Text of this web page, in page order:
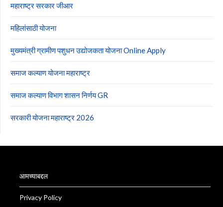
महाराष्ट्र सरकार जीआर
महिलांसाठी योजना
मुख्यमंत्री ग्रामीण पशुधन उद्योजकता योजना Online Apply
समाज कल्याण योजना महाराष्ट्र
समाज कल्याण विभाग शासन निर्णय GR
सरकारी योजना महाराष्ट्र 2026
आमच्याबद्दल
Privacy Policy